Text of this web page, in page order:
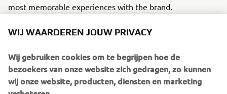
most memorable experiences with the brand.
Four incredible designs from France, Italy, Portugal and
creativity of Back to the Drawing Board and sought to
understand future motorcycle trends. One design from
each participating country was chosen by a jury composed
of a local Yamaha distributor, a local customizer and a
WIJ WAARDEREN JOUW PRIVACY
Wij gebruiken cookies om te begrijpen hoe de
bezoekers van onze website zich gedragen, zo kunnen
wij onze website, producten, diensten en marketing